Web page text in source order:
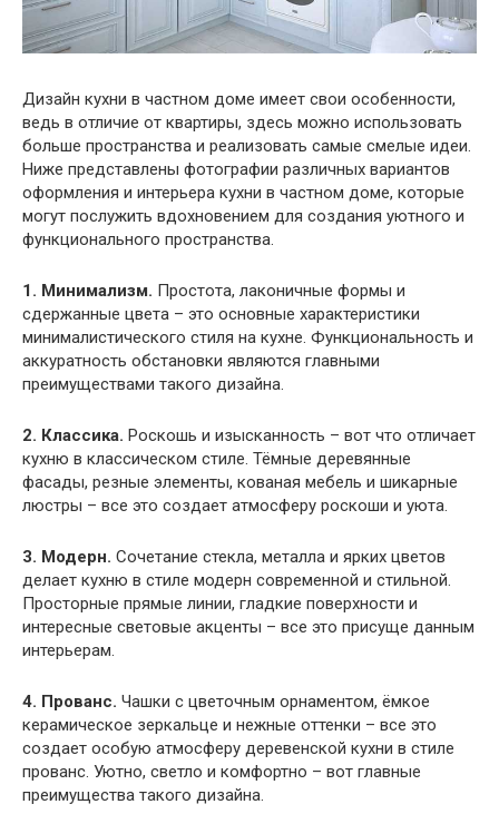
Дизайн кухни в частном доме имеет свои особенности,
ведь в отличие от квартиры, здесь можно использовать
больше пространства и реализовать самые смелые идеи.
Ниже представлены фотографии различных вариантов
оформления и интерьера кухни в частном доме, которые
могут послужить вдохновением для создания уютного и
функционального пространства.
1. Минимализм. Простота, лаконичные формы и
сдержанные цвета – это основные характеристики
минималистического стиля на кухне. Функциональность и
аккуратность обстановки являются главными
преимуществами такого дизайна.
2. Классика. Роскошь и изысканность – вот что отличает
кухню в классическом стиле. Тёмные деревянные
фасады, резные элементы, кованая мебель и шикарные
люстры – все это создает атмосферу роскоши и уюта.
3. Модерн. Сочетание стекла, металла и ярких цветов
делает кухню в стиле модерн современной и стильной.
Просторные прямые линии, гладкие поверхности и
интересные световые акценты – все это присуще данным
интерьерам.
4. Прованс. Чашки с цветочным орнаментом, ёмкое
керамическое зеркальце и нежные оттенки – все это
создает особую атмосферу деревенской кухни в стиле
прованс. Уютно, светло и комфортно – вот главные
преимущества такого дизайна.